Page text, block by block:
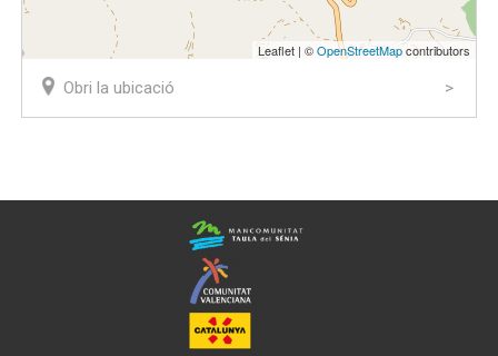
Leaflet | ©OpenStreetMapcontributors
Obri la ubicació